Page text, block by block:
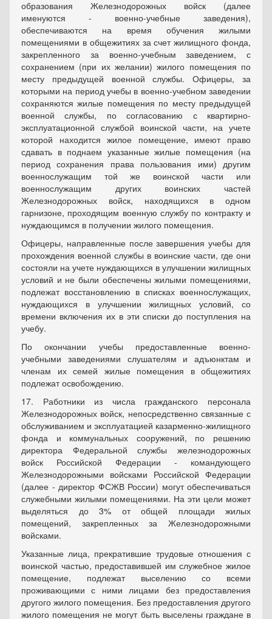
образования Железнодорожных войск (далее
именуются - военно-учебные заведения),
обеспечиваются на время обучения жилыми
помещениями в общежитиях за счет жилищного фонда,
закрепленного за военно-учебным заведением, с
сохранением (при их желании) жилого помещения по
месту предыдущей военной службы. Офицеры, за
которыми на период учебы в военно-учебном заведении
сохраняются жилые помещения по месту предыдущей
военной службы, по согласованию с квартирно-
эксплуатационной службой воинской части, на учете
которой находится жилое помещение, имеют право
сдавать в поднаем указанные жилые помещения (на
период сохранения права пользования ими) другим
военнослужащим той же воинской части или
военнослужащим других воинских частей
Железнодорожных войск, находящихся в одном
гарнизоне, проходящим военную службу по контракту и
нуждающимся в получении жилого помещения.
Офицеры, направленные после завершения учебы для
прохождения военной службы в воинские части, где они
состояли на учете нуждающихся в улучшении жилищных
условий и не были обеспечены жилыми помещениями,
подлежат восстановлению в списках военнослужащих,
нуждающихся в улучшении жилищных условий, со
времени включения их в эти списки до поступления на
учебу.
По окончании учебы предоставленные военно-
учебными заведениями слушателям и адъюнктам и
членам их семей жилые помещения в общежитиях
подлежат освобождению.
17. Работники из числа гражданского персонала
Железнодорожных войск, непосредственно связанные с
обслуживанием и эксплуатацией казарменно-жилищного
фонда и коммунальных сооружений, по решению
директора Федеральной службы железнодорожных
войск Российской Федерации - командующего
Железнодорожными войсками Российской Федерации
(далее - директор ФСЖВ России) могут обеспечиваться
служебными жилыми помещениями. На эти цели может
выделяться до 3% от общей площади жилых
помещений, закрепленных за Железнодорожными
войсками.
Указанные лица, прекратившие трудовые отношения с
воинской частью, предоставившей им служебное жилое
помещение, подлежат выселению со всеми
проживающими с ними лицами без предоставления
другого жилого помещения. Без предоставления другого
жилого помещения не могут быть выселены граждане в